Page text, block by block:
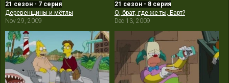
21 сезон - 7 серия
Деревенщины и мётлы
Nov 29, 2009
21 сезон - 8 серия
О, брат, где же ты, Барт?
Dec 13, 2009